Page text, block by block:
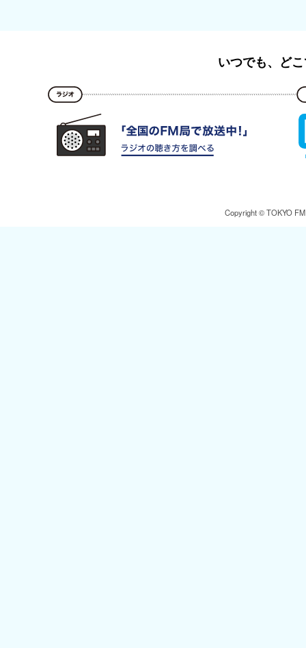
いつでも、ど
Copyright © TOKYO